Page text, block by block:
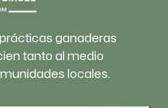
ganaderas
tanto al medio
locales.